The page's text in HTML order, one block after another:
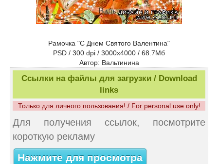
Рамочка "С Днем Святого Валентина"
PSD / 300 dpi / 3000х4000 / 68.7Мб
Автор: Вальтинина
Ссылки на файлы для загрузки / Download
links
Только для личного пользования! / For personal use only!
Для получения ссылок, посмотрите
короткую рекламу
Нажмите для просмотра